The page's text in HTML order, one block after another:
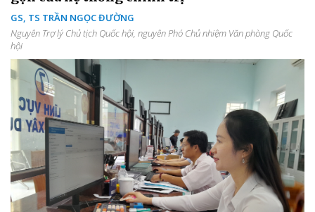
GS, TS TRẦN NGỌC ĐƯỜNG
Nguyên Trợ lý Chủ tịch Quốc hội, nguyên Phó Chủ nhiệm Văn phòng Quốc
hội